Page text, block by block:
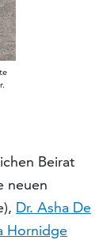
Beirat
neuen
Dr. Asha De
Hornidge